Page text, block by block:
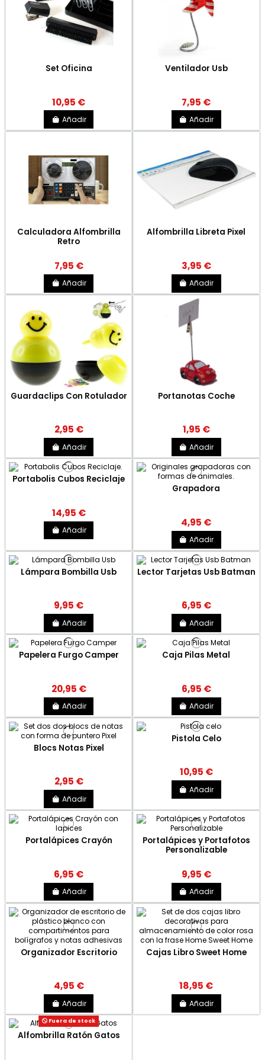
Set Oficina
10,95 €
Añadir
Ventilador Usb
7,95 €
Añadir
Calculadora Alfombrilla
Retro
7,95 €
Añadir
Alfombrilla Libreta Pixel
3,95 €
Añadir
Guardaclips Con Rotulador
2,95 €
Añadir
Portanotas Coche
1,95 €
Añadir
Portabolis Cubos Reciclaje
14,95 €
Añadir
Grapadora
4,95 €
Añadir
Lámpara Bombilla Usb
9,95 €
Añadir
Lector Tarjetas Usb Batman
6,95 €
Añadir
Papelera Furgo Camper
20,95 €
Añadir
Caja Pilas Metal
6,95 €
Añadir
Blocs Notas Pixel
2,95 €
Añadir
Pistola Celo
10,95 €
Añadir
Portalápices Crayón
6,95 €
Añadir
Portalápices y Portafotos
Personalizable
9,95 €
Añadir
Organizador Escritorio
4,95 €
Añadir
Cajas Libro Sweet Home
18,95 €
Añadir
Fuera de stock
Alfombrilla Ratón Gatos